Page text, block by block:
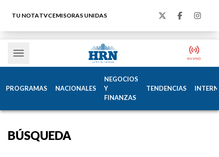
TU NOTATVCEMISORAS UNIDAS
PROGRAMAS NACIONALES
NEGOCIOS
Y
FINANZAS
TENDENCIAS
BÚSQUEDA